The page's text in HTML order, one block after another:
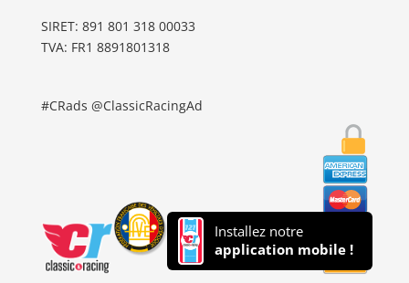
SIRET: 891 801 318 00033
TVA: FR1 8891801318
#CRads @ClassicRacingAd
Installez notre
application mobile !